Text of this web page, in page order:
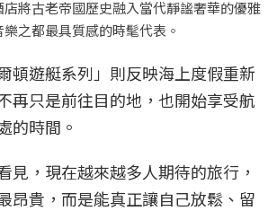
將古老帝國歷史融入當代靜謐奢華的優雅
之都最具質感的時髦代表。
頓遊艇系列」則反映海上度假重新
再只是前往目的地，也開始享受航
的時間。
見，現在越來越多人期待的旅行，
昂貴，而是能真正讓自己放鬆、留